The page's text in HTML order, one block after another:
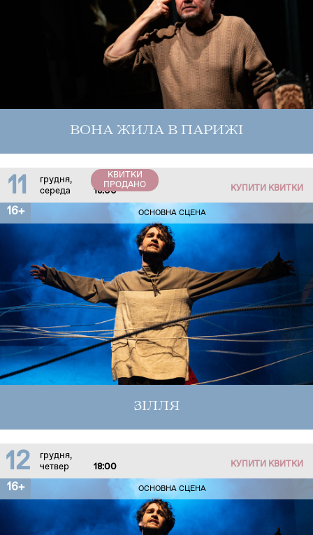
ВОНА ЖИЛА В ПАРИЖІ
11
грудня,
середа
18:00
КВИТКИ
ПРОДАНО
КУПИТИ КВИТКИ
16+ ОСНОВНА СЦЕНА
ЗІЛЛЯ
12
грудня,
четвер
18:00 КУПИТИ КВИТКИ
16+ ОСНОВНА СЦЕНА